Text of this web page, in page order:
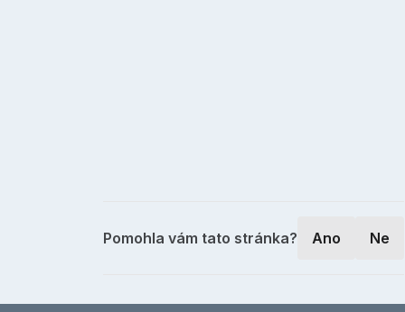
Pomohla vám tato stránka? Ano Ne